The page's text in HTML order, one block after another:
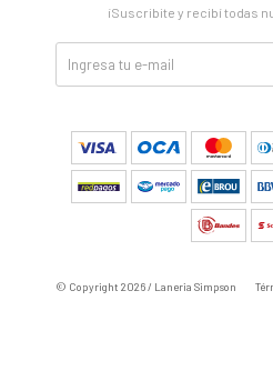
¡Suscribite y recibí todas
© Copyright 2026 / Laneria Simpson